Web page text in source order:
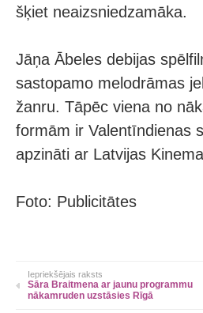
šķiet neaizsniedzamāka.
Jāņa Ābeles debijas
sastopamo melodrāmas
žanru. Tāpēc viena no
formām ir Valentīndienas
apzināti ar Latvijas
Foto: Publicitātes
Iepriekšējais raksts
Sāra Braitmena ar jaunu programmu
nākamruden uzstāsies Rīgā